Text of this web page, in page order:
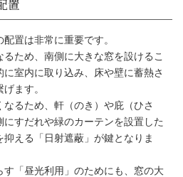
置は非常に重要です。
ため、南側に大きな窓を設けるこ
室内に取り込み、床や壁に蓄熱さ
ます。
るため、軒（のき）や庇（ひさ
にすだれや緑のカーテンを設置した
える「日射遮蔽」が鍵となりま
す「昼光利用」のためにも、窓の大